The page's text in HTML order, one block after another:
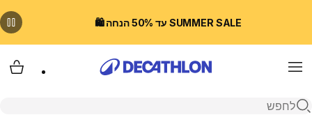
SUMMER SALE עד 50% הנחה 🛍️
Menu
פתיחת חיפוש